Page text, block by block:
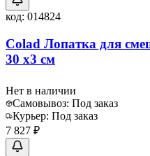
код: 014824
Colad Лопатка для
30 х3 см
Нет в наличии
Самовывоз: Под заказ
Курьер: Под заказ
7 827 ₽